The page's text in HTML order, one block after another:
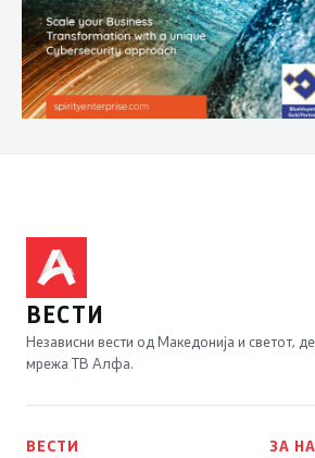
ВЕСТИ
Независни вести од Македонија и светот,
мрежа ТВ Алфа.
ВЕСТИ
ЗА